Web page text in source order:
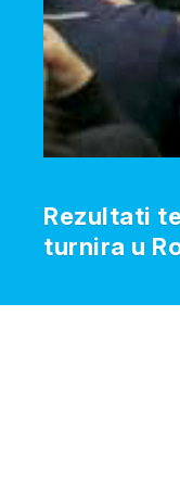
Rezultati
turnira u